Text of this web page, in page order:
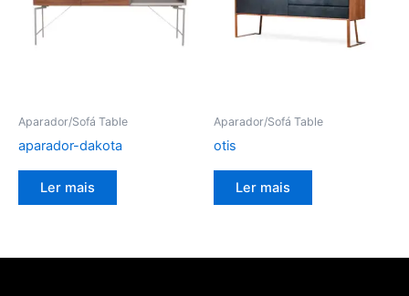
Aparador/Sofá Table
aparador-dakota
Ler mais
Aparador/Sofá Table
otis
Ler mais